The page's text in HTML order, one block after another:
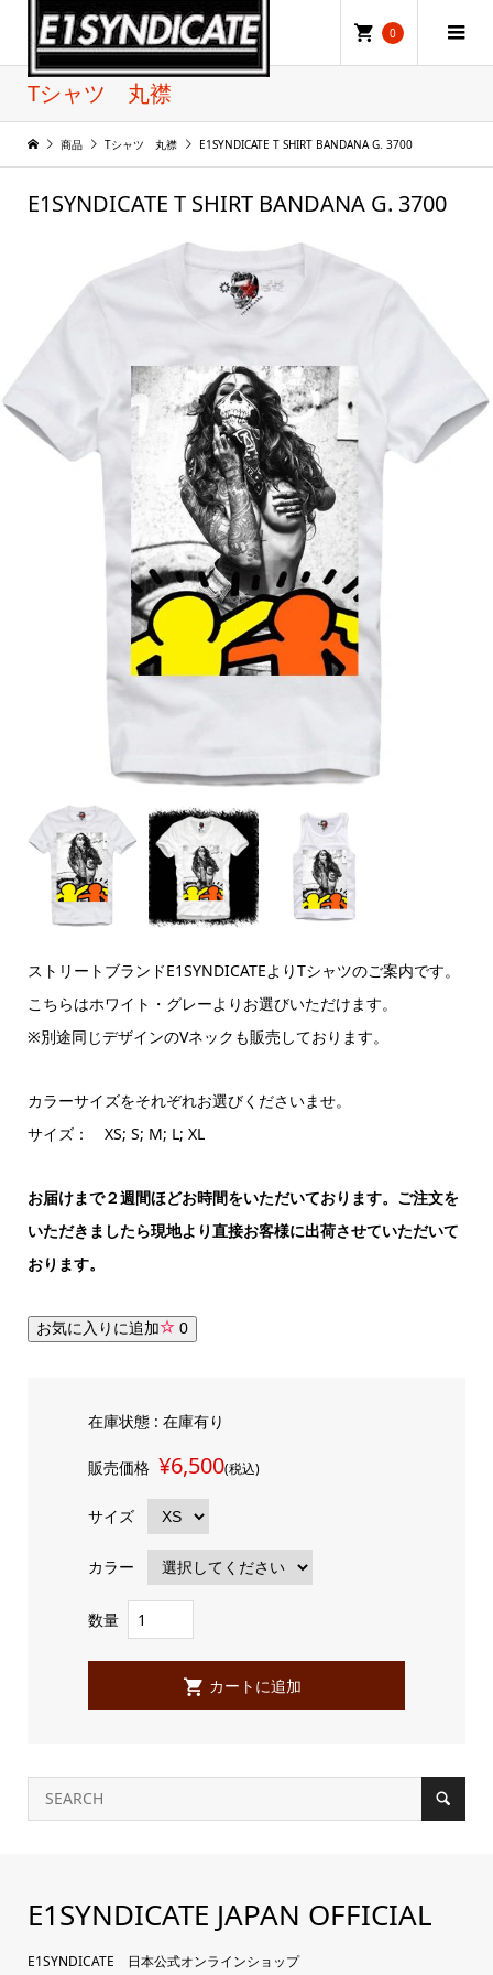
0
Tシャツ 丸襟
商品 Tシャツ 丸襟 E1SYNDICATE T SHIRT BANDANA G. 3700
E1SYNDICATE T SHIRT BANDANA G. 3700
ストリートブランドE1SYNDICATEよりTシャツのご案内です。
こちらはホワイト・グレーよりお選びいただけます。
※別途同じデザインのVネックも販売しております。
カラーサイズをそれぞれお選びくださいませ。
サイズ： XS; S; M; L; XL
お届けまで２週間ほどお時間をいただいております。ご注文を
いただきましたら現地より直接お客様に出荷させていただいて
おります。
お気に入りに追加 0
在庫状態 : 在庫有り
販売価格 ¥6,500(税込)
サイズ
カラー
数量
E1SYNDICATE JAPAN OFFICIAL
E1SYNDICATE 日本公式オンラインショップ